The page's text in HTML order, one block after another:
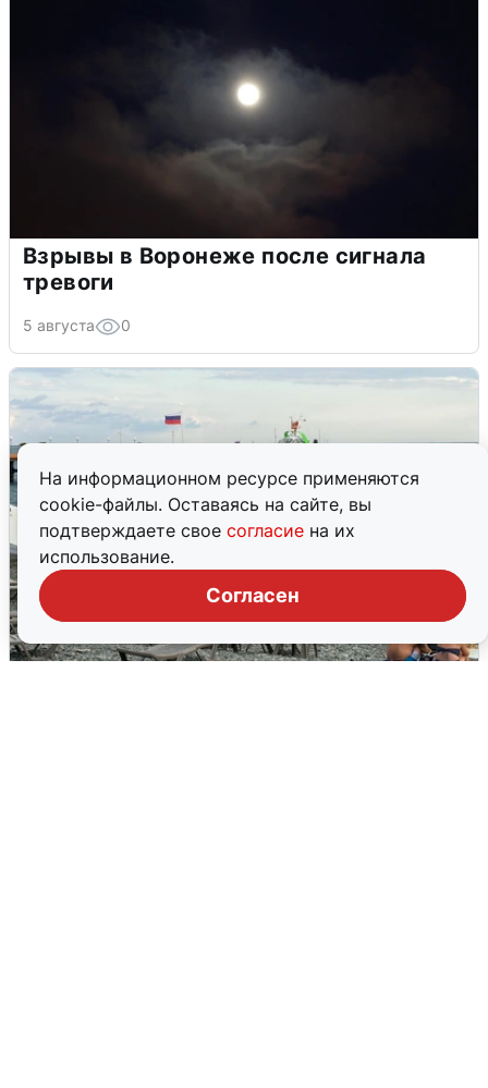
На информационном ресурсе применяются
cookie-файлы. Оставаясь на сайте, вы
подтверждаете свое согласие на их
использование.
Согласен
Взрывы в Воронеже после сигнала
тревоги
5 августа 0